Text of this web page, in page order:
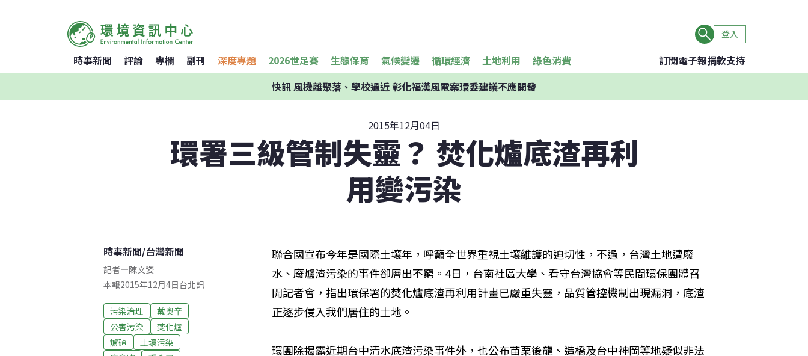
登入
時事新聞 評論 專欄 副刊 深度專題 2026世足賽 生態保育 氣候變遷 循環經濟 土地利用 綠色消費 訂閱電子報捐款支持
快訊風機離聚落、學校過近 彰化福漢風電案環委建議不應開發
2015年12月04日
環署三級管制失靈？ 焚化爐底渣再利
用變污染
時事新聞/台灣新聞
記者—陳文姿
本報2015年12月4日台北訊
污染治理
戴奧辛
公害污染
焚化爐
爐碴
土壤污染
聯合國宣布今年是國際土壤年，呼籲全世界重視土壤維護的迫切性，不過，台灣土地遭廢
水、廢爐渣污染的事件卻層出不窮。4日，台南社區大學、看守台灣協會等民間環保團體召
開記者會，指出環保署的焚化爐底渣再利用計畫已嚴重失靈，品質管控機制出現漏洞，底渣
正逐步侵入我們居住的土地。
環團除揭露近期台中清水底渣污染事件外，也公布苗栗後龍、造橋及台中神岡等地疑似非法